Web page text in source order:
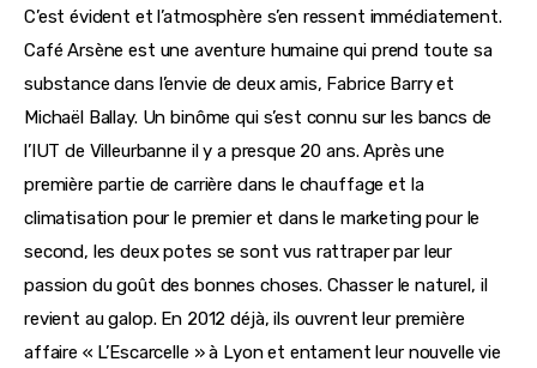
C’est évident et l’atmosphère s’en ressent immédiatement.
Café Arsène est une aventure humaine qui prend toute sa
substance dans l’envie de deux amis, Fabrice Barry et
Michaël Ballay. Un binôme qui s’est connu sur les bancs de
l’IUT de Villeurbanne il y a presque 20 ans. Après une
première partie de carrière dans le chauffage et la
climatisation pour le premier et dans le marketing pour le
second, les deux potes se sont vus rattraper par leur
passion du goût des bonnes choses. Chasser le naturel, il
revient au galop. En 2012 déjà, ils ouvrent leur première
affaire « L’Escarcelle » à Lyon et entament leur nouvelle vie